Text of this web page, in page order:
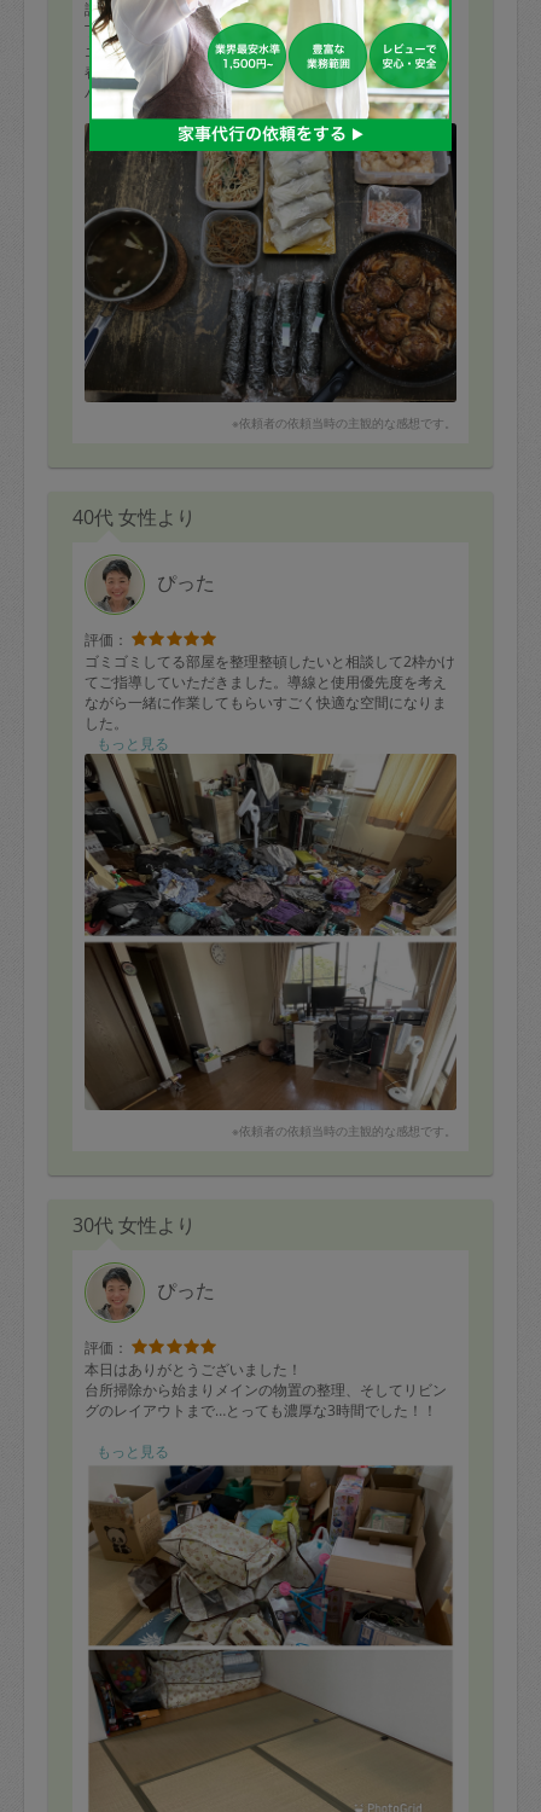
評価：
丁寧に作業をしてくださいました。
エビマヨ
春巻き
ハンバーグ
をリクエストしました。
その他
スパゲティサラダ
きんぴらごぼう
大根とにんじんのサラダ
スープ
を作ってくださいました。
夜に子供達とキンパを食べて、子供達がパクパクと食べ
ていました。
もっと見る
※依頼者の依頼当時の主観的な感想です。
40代 女性より
ぴった
評価：
ゴミゴミしてる部屋を整理整頓したいと相談して2枠かけ
てご指導していただきました。導線と使用優先度を考え
ながら一緒に作業してもらいすごく快適な空間になりま
した。
部屋に物が多いとモチベーション下がるし、空気はよど
むしいいことなかったのでいらない荷物を手放してよか
ったです。
もっと見る
※依頼者の依頼当時の主観的な感想です。
30代 女性より
ぴった
評価：
本日はありがとうございました！
台所掃除から始まりメインの物置の整理、そしてリビン
グのレイアウトまで…とっても濃厚な3時間でした！！
物置の整理はゴチャゴチャして手つかずの状態だったの
ですが、物の仕分け→断捨離→整理という手順を大変分
かりやすく教えていただきました。整理整頓が苦手な私
でも直ぐに取り組む事ができて、終始とても楽しく作業
できました＾＾写真のビフォーアフターを見ても分かる
ように魔法のようにあっという間に綺麗に整理できて本
当に気持ちよかったです♪テキパキ教えて下さったので…
なんと所要時間1時間30分…感動してウルっときてしまい
ました(笑)
最後にリビングのレイアウトも相談にのっていただき、
動線や人の心理を意識した内容を教えていただき大変勉
強になりました！！
改めて濃厚な3時間を本当に本当にありがとうございまし
た！
また今後大掃除や模様替えの際にお願いする事もあると
思いますが是非とも宜しくお願い致します♪
もっと見る